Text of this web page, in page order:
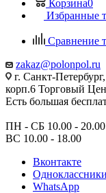
Корзина0
Избранные
Сравнение
zakaz@polonpol.ru
г. Санкт-
корп.6 Торговый
Есть большая
ПН - СБ 10.00 - 20.00
ВС 10.00 - 18.00
Вконтакте
Одноклассники
WhatsApp